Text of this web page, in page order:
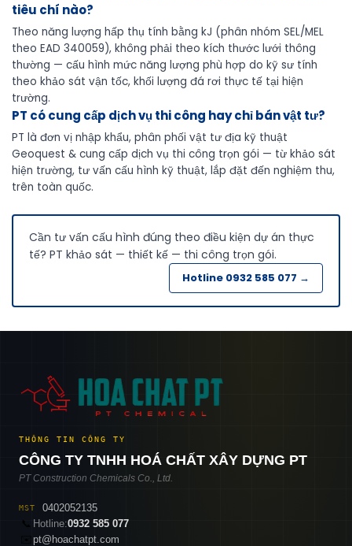
tiêu chí nào?
Theo năng lượng hấp thụ tính bằng kJ (phân nhóm SEL/MEL
theo EAD 340059), không phải theo kích thước lưới thông
thường — cấu hình mức năng lượng phù hợp do kỹ sư tính
theo khảo sát vận tốc, khối lượng đá rơi thực tế tại hiện
trường.
PT có cung cấp dịch vụ thi công hay chỉ bán vật tư?
PT là đơn vị nhập khẩu, phân phối vật tư địa kỹ thuật
Geoquest & cung cấp dịch vụ thi công trọn gói — từ khảo sát
hiện trường, tư vấn cấu hình kỹ thuật, lắp đặt đến nghiệm thu,
trên toàn quốc.
Cần tư vấn cấu hình đúng theo điều kiện dự án thực
tế? PT khảo sát — thiết kế — thi công trọn gói.
Hotline 0932 585 077 →
THÔNG TIN CÔNG TY
CÔNG TY TNHH HOÁ CHẤT XÂY DỰNG PT
PT Construction Chemicals Co., Ltd.
MST
0402052135
📞 Hotline:0932 585 077
pt@hoachatpt.com